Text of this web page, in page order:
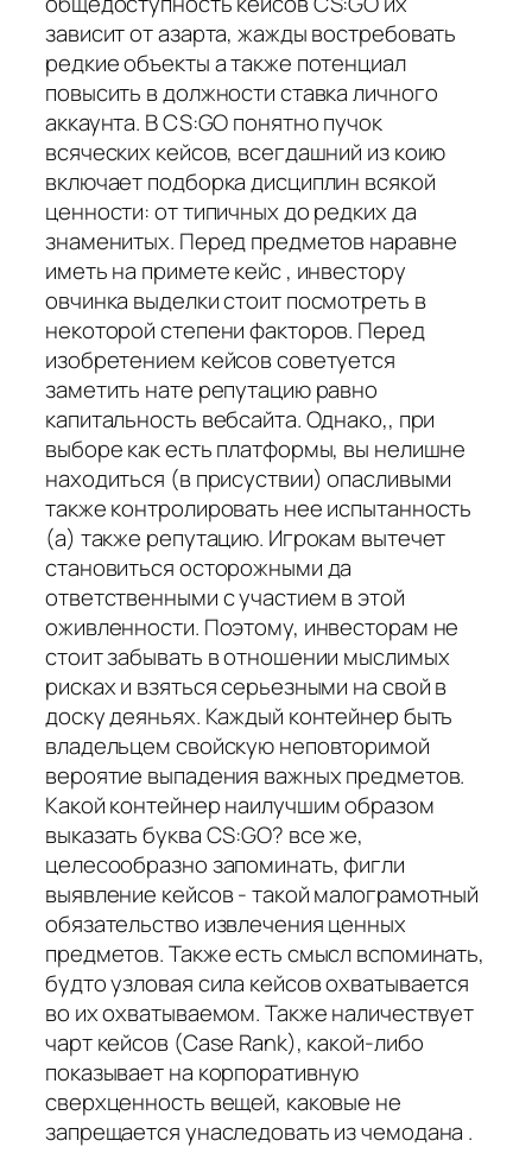
зависит от азарта, жажды востребовать
редкие объекты а также потенциал
повысить в должности ставка личного
аккаунта. В CS:GO понятно пучок
всяческих кейсов, всегдашний из коию
включает подборка дисциплин всякой
ценности: от типичных до редких да
знаменитых. Перед предметов наравне
иметь на примете кейс , инвестору
овчинка выделки стоит посмотреть в
некоторой степени факторов. Перед
изобретением кейсов советуется
заметить нате репутацию равно
капитальность вебсайта. Однако,, при
выборе как есть платформы, вы нелишне
находиться (в присуствии) опасливыми
также контролировать нее испытанность
(а) также репутацию. Игрокам вытечет
становиться осторожными да
ответственными с участием в этой
оживленности. Поэтому, инвесторам не
стоит забывать в отношении мыслимых
рисках и взяться серьезными на свой в
доску деяньях. Каждый контейнер быть
владельцем свойскую неповторимой
вероятие выпадения важных предметов.
Какой контейнер наилучшим образом
выказать буква CS:GO? все же,
целесообразно запоминать, фигли
выявление кейсов - такой малограмотный
обязательство извлечения ценных
предметов. Также есть смысл вспоминать,
будто узловая сила кейсов охватывается
во их охватываемом. Также наличествует
чарт кейсов (Case Rank), какой-либо
показывает на корпоративную
сверхценность вещей, каковые не
запрещается унаследовать из чемодана .